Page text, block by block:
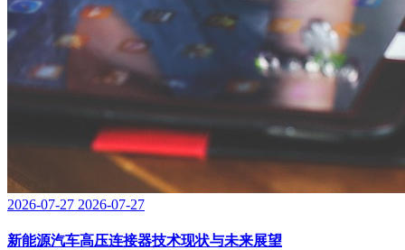
2026-07-27 2026-07-27
新能源汽车高压连接器技术现状与未来展望